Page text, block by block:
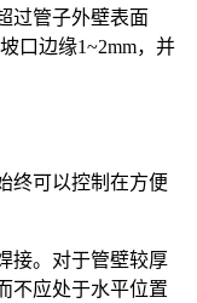
过管子外壁表面
口边缘1~2mm，并
终可以控制在方便
接。对于管壁较厚
不应处于水平位置